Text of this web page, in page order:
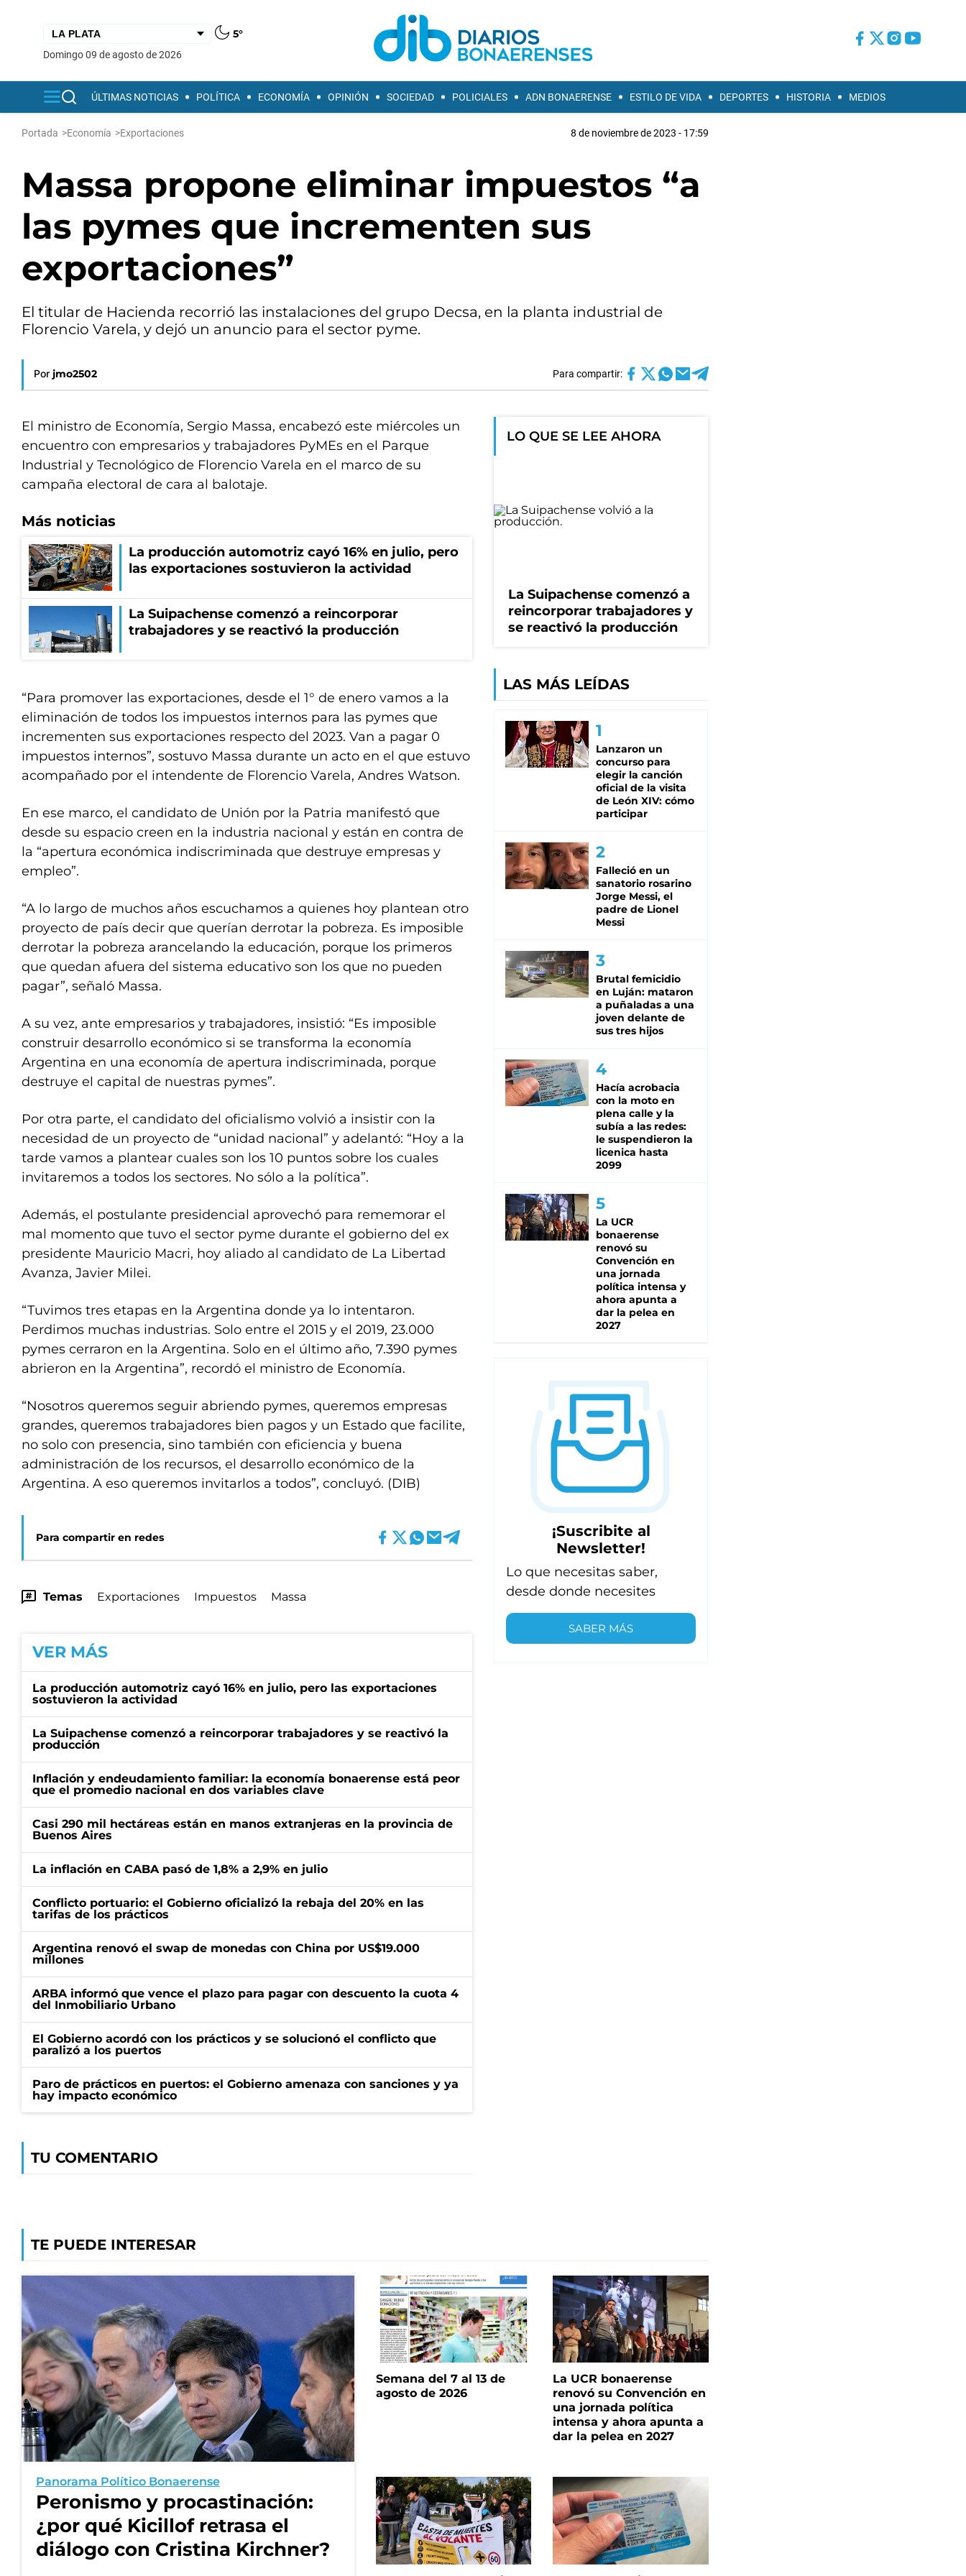
5°
domingo 09 de agosto de 2026
ÚLTIMAS NOTICIAS POLÍTICA ECONOMÍA OPINIÓN SOCIEDAD POLICIALES ADN BONAERENSE ESTILO DE VIDA DEPORTES HISTORIA MEDIOS
Portada >Economía >Exportaciones 8 de noviembre de 2023 - 17:59
Massa propone eliminar impuestos “a
las pymes que incrementen sus
exportaciones”
El titular de Hacienda recorrió las instalaciones del grupo Decsa, en la planta industrial de
Florencio Varela, y dejó un anuncio para el sector pyme.
Por jmo2502 Para compartir:
El ministro de Economía, Sergio Massa, encabezó este miércoles un
encuentro con empresarios y trabajadores PyMEs en el Parque
Industrial y Tecnológico de Florencio Varela en el marco de su
campaña electoral de cara al balotaje.
Más noticias
La producción automotriz cayó 16% en julio, pero
las exportaciones sostuvieron la actividad
La Suipachense comenzó a reincorporar
trabajadores y se reactivó la producción
“Para promover las exportaciones, desde el 1° de enero vamos a la
eliminación de todos los impuestos internos para las pymes que
incrementen sus exportaciones respecto del 2023. Van a pagar 0
impuestos internos”, sostuvo Massa durante un acto en el que estuvo
acompañado por el intendente de Florencio Varela, Andres Watson.
En ese marco, el candidato de Unión por la Patria manifestó que
desde su espacio creen en la industria nacional y están en contra de
la “apertura económica indiscriminada que destruye empresas y
empleo”.
“A lo largo de muchos años escuchamos a quienes hoy plantean otro
proyecto de país decir que querían derrotar la pobreza. Es imposible
derrotar la pobreza arancelando la educación, porque los primeros
que quedan afuera del sistema educativo son los que no pueden
pagar”, señaló Massa.
A su vez, ante empresarios y trabajadores, insistió: “Es imposible
construir desarrollo económico si se transforma la economía
Argentina en una economía de apertura indiscriminada, porque
destruye el capital de nuestras pymes”.
Por otra parte, el candidato del oficialismo volvió a insistir con la
necesidad de un proyecto de “unidad nacional” y adelantó: “Hoy a la
tarde vamos a plantear cuales son los 10 puntos sobre los cuales
invitaremos a todos los sectores. No sólo a la política”.
Además, el postulante presidencial aprovechó para rememorar el
mal momento que tuvo el sector pyme durante el gobierno del ex
presidente Mauricio Macri, hoy aliado al candidato de La Libertad
Avanza, Javier Milei.
“Tuvimos tres etapas en la Argentina donde ya lo intentaron.
Perdimos muchas industrias. Solo entre el 2015 y el 2019, 23.000
pymes cerraron en la Argentina. Solo en el último año, 7.390 pymes
abrieron en la Argentina”, recordó el ministro de Economía.
“Nosotros queremos seguir abriendo pymes, queremos empresas
grandes, queremos trabajadores bien pagos y un Estado que facilite,
no solo con presencia, sino también con eficiencia y buena
administración de los recursos, el desarrollo económico de la
Argentina. A eso queremos invitarlos a todos”, concluyó. (DIB)
Para compartir en redes
Temas Exportaciones Impuestos Massa
VER MÁS
La producción automotriz cayó 16% en julio, pero las exportaciones
sostuvieron la actividad
La Suipachense comenzó a reincorporar trabajadores y se reactivó la
producción
Inflación y endeudamiento familiar: la economía bonaerense está peor
que el promedio nacional en dos variables clave
Casi 290 mil hectáreas están en manos extranjeras en la provincia de
Buenos Aires
La inflación en CABA pasó de 1,8% a 2,9% en julio
Conflicto portuario: el Gobierno oficializó la rebaja del 20% en las
tarifas de los prácticos
Argentina renovó el swap de monedas con China por US$19.000
millones
ARBA informó que vence el plazo para pagar con descuento la cuota 4
del Inmobiliario Urbano
El Gobierno acordó con los prácticos y se solucionó el conflicto que
paralizó a los puertos
Paro de prácticos en puertos: el Gobierno amenaza con sanciones y ya
hay impacto económico
TU COMENTARIO
LO QUE SE LEE AHORA
La Suipachense comenzó a
reincorporar trabajadores y
se reactivó la producción
LAS MÁS LEÍDAS
Lanzaron un
concurso para
elegir la canción
oficial de la visita
de León XIV: cómo
participar
Falleció en un
sanatorio rosarino
Jorge Messi, el
padre de Lionel
Messi
Brutal femicidio
en Luján: mataron
a puñaladas a una
joven delante de
sus tres hijos
Hacía acrobacia
con la moto en
plena calle y la
subía a las redes:
le suspendieron la
licenica hasta
2099
La UCR
bonaerense
renovó su
Convención en
una jornada
política intensa y
ahora apunta a
dar la pelea en
2027
¡Suscribite al
Newsletter!
Lo que necesitas saber,
desde donde necesites
SABER MÁS
TE PUEDE INTERESAR
Panorama Político Bonaerense
Peronismo y procastinación:
¿por qué Kicillof retrasa el
diálogo con Cristina Kirchner?
Semana del 7 al 13 de
agosto de 2026
La UCR bonaerense
renovó su Convención en
una jornada política
intensa y ahora apunta a
dar la pelea en 2027